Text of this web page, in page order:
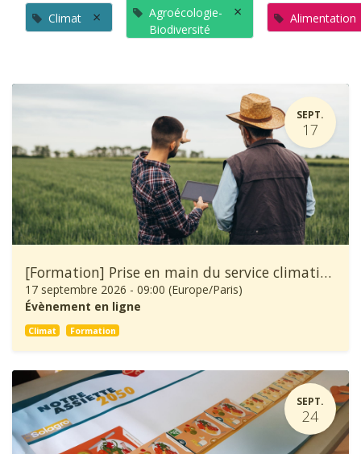
Climat ×
Agroécologie-
Biodiversité
× Alimentation
SEPT.
17
[Formation] Prise en main du service climatique Climadiag Agriculture et Forêt
17 septembre 2026 - 09:00 (Europe/Paris)
Évènement en ligne
Climat Formation
SEPT.
24